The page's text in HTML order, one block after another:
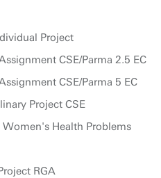
Project
CSE/Parma 2.5 EC
CSE/Parma 5 EC
Project CSE
Health Problems
RGA